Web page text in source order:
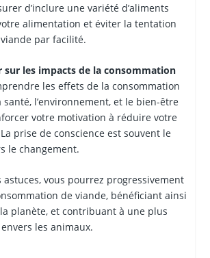
d’inclure une variété d’aliments
alimentation et éviter la tentation
par facilité.
sur les impacts de la consommation
les effets de la consommation
l’environnement, et le bien-être
votre motivation à réduire votre
prise de conscience est souvent le
le changement.
astuces, vous pourrez progressivement
de viande, bénéficiant ainsi
planète, et contribuant à une plus
les animaux.